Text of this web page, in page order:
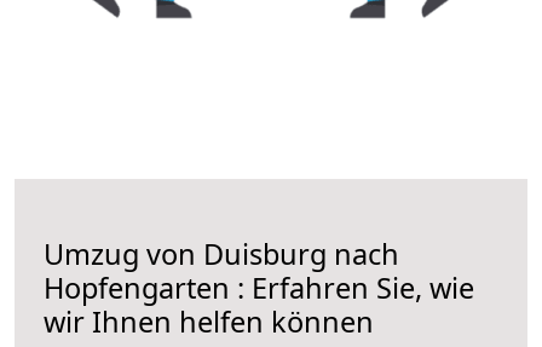
Umzug von Duisburg nach
Hopfengarten : Erfahren Sie, wie
wir Ihnen helfen können